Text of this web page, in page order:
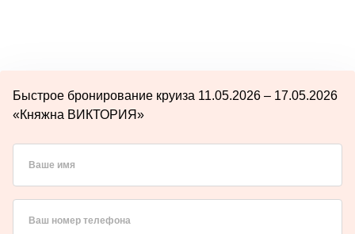
Быстрое бронирование круиза 11.05.2026 – 17.05.2026
«Княжна ВИКТОРИЯ»
Ваше имя
Ваш номер телефона